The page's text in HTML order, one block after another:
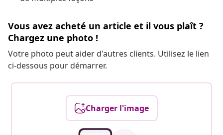
Vous avez acheté un article et il vous plaît ?
Chargez une photo !
Votre photo peut aider d'autres clients. Utilisez le lien
ci-dessous pour démarrer.
Charger l'image